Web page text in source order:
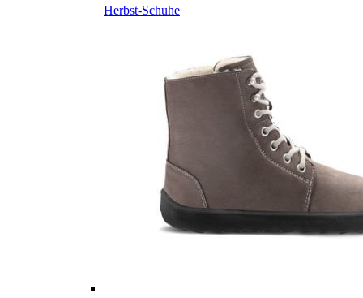
Herbst-Schuhe